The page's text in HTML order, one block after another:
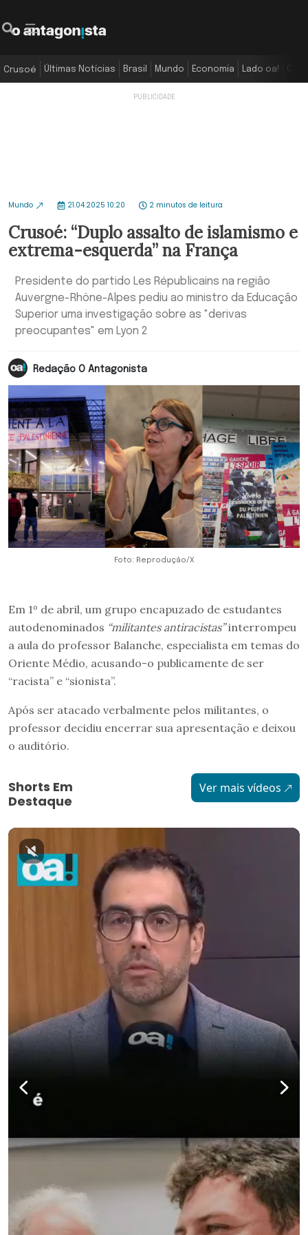
Crusoé Últimas Notícias Brasil Mundo Economia Lado oa!
Mundo 21.04.2025 10:20 2 minutos de leitura
Crusoé: “Duplo assalto de islamismo e
extrema-esquerda” na França
Presidente do partido Les Républicains na região
Auvergne-Rhône-Alpes pediu ao ministro da Educação
Superior uma investigação sobre as "derivas
preocupantes" em Lyon 2
Redação O Antagonista
Foto: Reprodução/X
Em 1º de abril, um grupo encapuzado de estudantes
autodenominados “militantes antiracistas”interrompeu
a aula do professor Balanche, especialista em temas do
Oriente Médio, acusando-o publicamente de ser
“racista” e “sionista”.
Após ser atacado verbalmente pelos militantes, o
professor decidiu encerrar sua apresentação e deixou
o auditório.
Shorts Em
Destaque
Ver mais vídeos